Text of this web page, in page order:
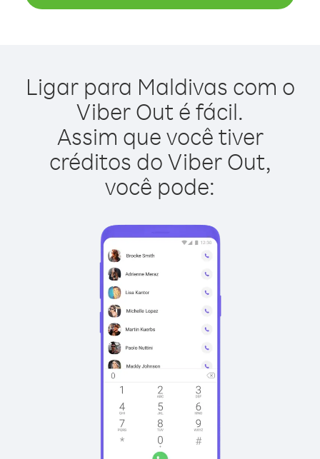
Ligar para Maldivas com o
Viber Out é fácil.
Assim que você tiver
créditos do Viber Out,
você pode: